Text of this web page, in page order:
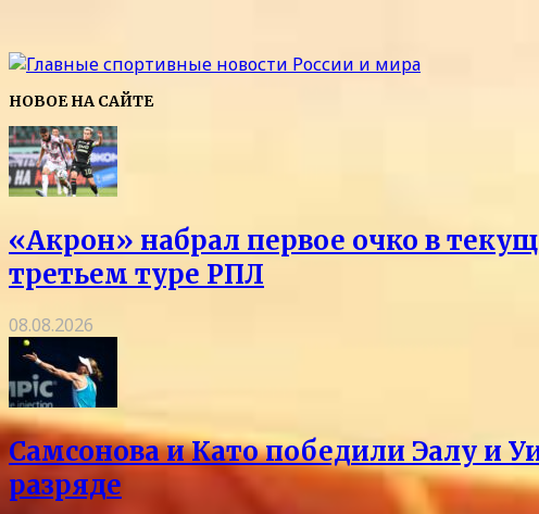
НОВОЕ НА САЙТЕ
«Акрон» набрал первое очко в
третьем туре РПЛ
08.08.2026
Самсонова и Като победили Эалу и
разряде